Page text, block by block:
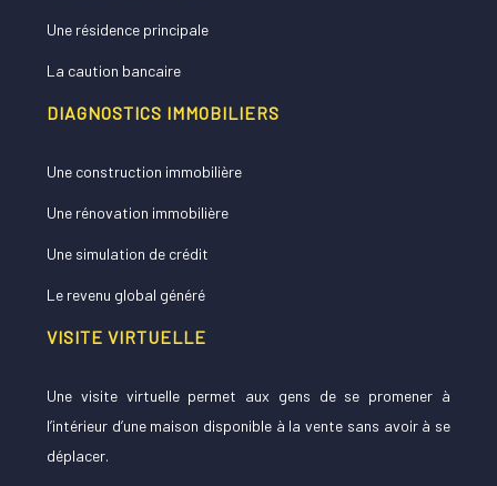
Une résidence principale
La caution bancaire
DIAGNOSTICS IMMOBILIERS
Une construction immobilière
Une rénovation immobilière
Une simulation de crédit
Le revenu global généré
VISITE VIRTUELLE
Une visite virtuelle permet aux gens de se promener à
l’intérieur d’une maison disponible à la vente sans avoir à se
déplacer.